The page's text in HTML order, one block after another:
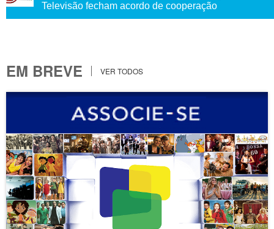
Televisão fecham acordo de cooperação
EM BREVE VER TODOS